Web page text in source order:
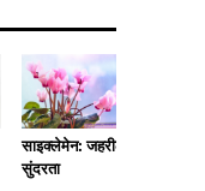
साइक्लेमेन: जहरीली
सुंदरता